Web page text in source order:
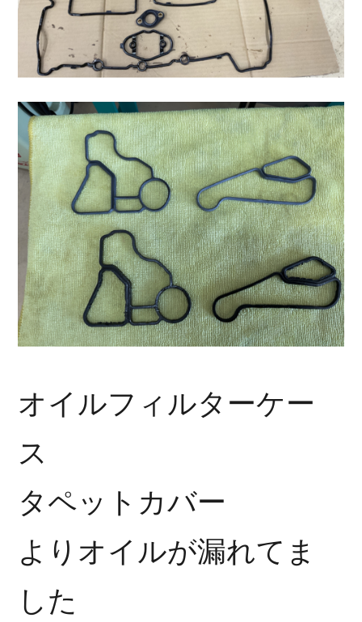
オイルフィルターケー
ス
タペットカバー
よりオイルが漏れてま
した